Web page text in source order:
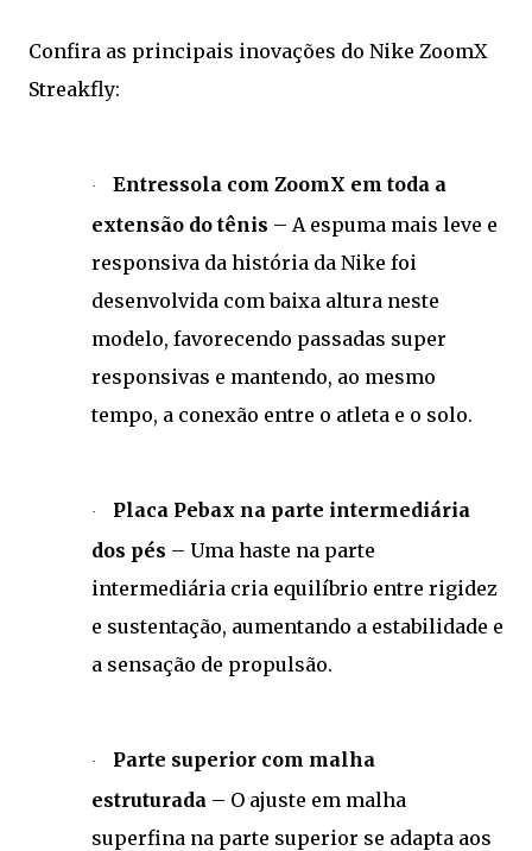
Confira as principais inovações do Nike ZoomX
Streakfly:
·
Entressola com ZoomX em toda a
extensão do tênis – A espuma mais leve e
responsiva da história da Nike foi
desenvolvida com baixa altura neste
modelo, favorecendo passadas super
responsivas e mantendo, ao mesmo
tempo, a conexão entre o atleta e o solo.
·
Placa Pebax na parte intermediária
dos pés – Uma haste na parte
intermediária cria equilíbrio entre rigidez
e sustentação, aumentando a estabilidade e
a sensação de propulsão.
·
Parte superior com malha
estruturada – O ajuste em malha
superfina na parte superior se adapta aos